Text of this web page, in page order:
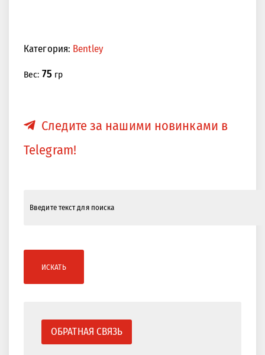
Категория: Bentley
Вес: 75гр
Следите за нашими новинками в
Telegram!
ИСКАТЬ
ОБРАТНАЯ СВЯЗЬ